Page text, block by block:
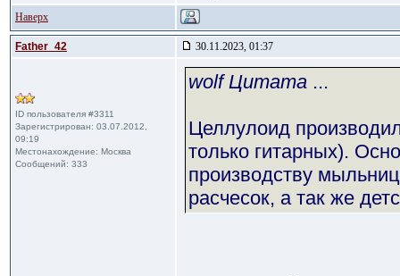
Наверх
Father_42 30.11.2023, 01:37
ID пользователя #3311
Зарегистрирован: 03.07.2012,
09:19
Местонахождение: Москва
Сообщений: 333
wolf Цитата ...
Целлулоид
только гитарных).
производству
расчесок, а так же